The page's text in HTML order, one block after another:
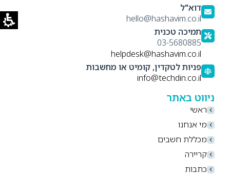
ניווט באתר
ראשי
מי אנחנו
מכללת חשבים
קריירה
כתבות
דוא"ל
hello@hashavim.co.il
תמיכה טכנית
03-5680885
helpdesk@hashavim.co.il
פניות לטקדין, קומיט או מחשבות
info@techdin.co.il